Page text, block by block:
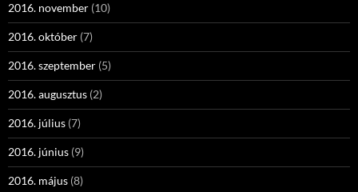
2016. november (10)
2016. október (7)
2016. szeptember (5)
2016. augusztus (2)
2016. július (7)
2016. június (9)
2016. május (8)